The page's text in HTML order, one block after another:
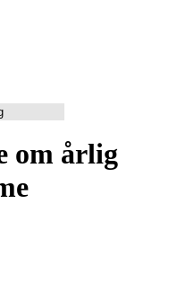
om årlig